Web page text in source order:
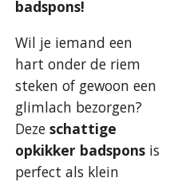
badspons!
Wil je iemand een
hart onder de riem
steken of gewoon een
glimlach bezorgen?
Deze schattige
opkikker badspons is
perfect als klein